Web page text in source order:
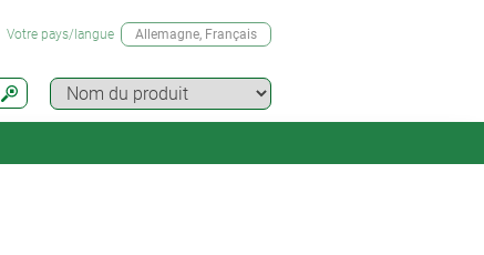
Votre pays/langue Allemagne, Français